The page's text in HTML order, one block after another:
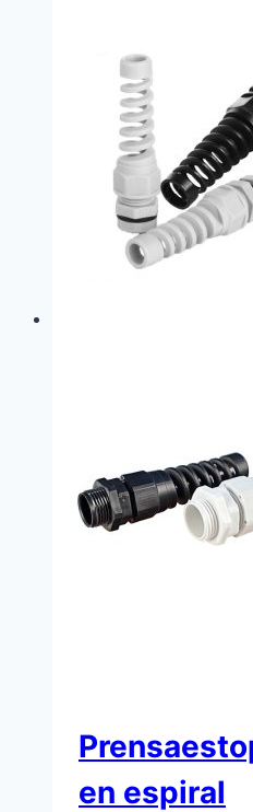
en espiral